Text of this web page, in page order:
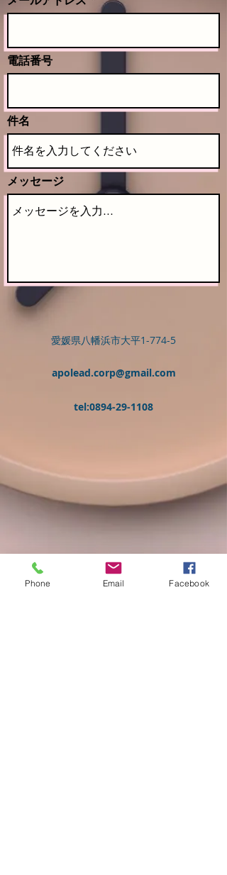
電話番号
件名
メッセージ
愛媛県八幡浜市大平1-774-5
apolead.corp@gmail.com
tel:0894-29-1108
Phone Email Facebook